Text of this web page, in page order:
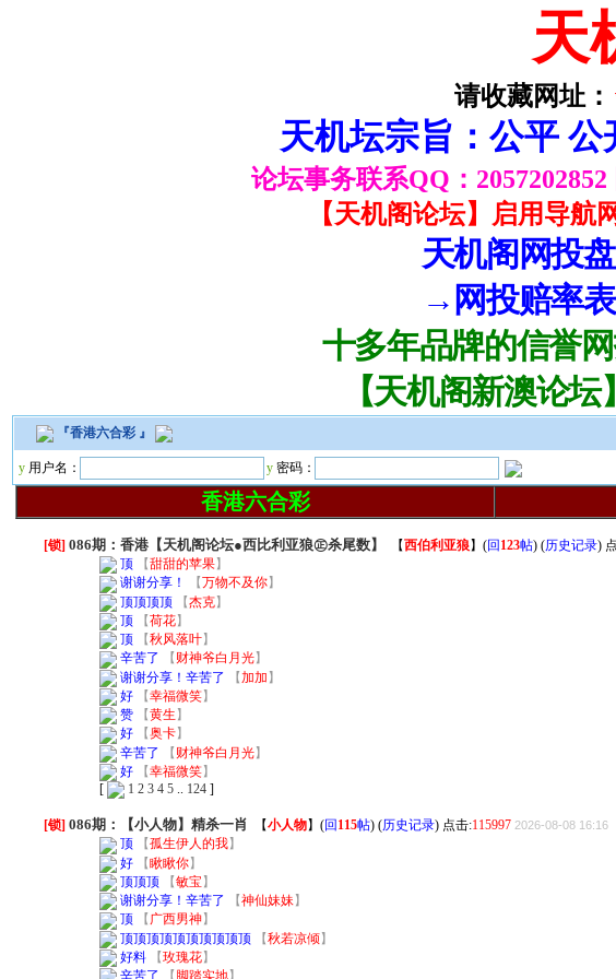
天
请收藏网址：
天机坛宗旨：公平 公
论坛事务联系QQ：2057202852
【天机阁论坛】启用导航
天机阁网投盘
→网投赔率表
十多年品牌的信誉
【天机阁新澳论
『香港六合彩 』
y 用户名： y 密码：
香港六合彩
[锁] 086期：香港【天机阁论坛●西比利亚狼㊣杀尾数】 【西伯利亚狼】 (回 123帖) (历史记录)
顶 【甜甜的苹果】
谢谢分享！
【万物不及你】
顶顶顶顶
【杰克】
顶
【荷花】
顶
【秋风落叶】
辛苦了
【 财神爷白月光】
谢谢分享！辛苦了
【加加 】
好
【幸福微笑】
赞
【黄生 】
好
【奥卡】
辛苦了
【 财神爷白月光】
好
【幸福微笑】
[
1 2 3 4 5 .. 124 ]
[锁] 086期：【小人物】精杀一肖 【小人物】 (回 115帖) (历史记录) 点击:115997 2026-08-08 16:16
顶 【孤生伊人的我】
好
【瞅瞅你】
顶顶顶
【敏宝 】
谢谢分享！辛苦了
【神仙妹妹】
顶
【 广西男神】
顶顶顶顶顶顶顶顶顶顶
【秋若凉倾】
好料
【玫瑰花】
辛苦了
【 脚踏实地】